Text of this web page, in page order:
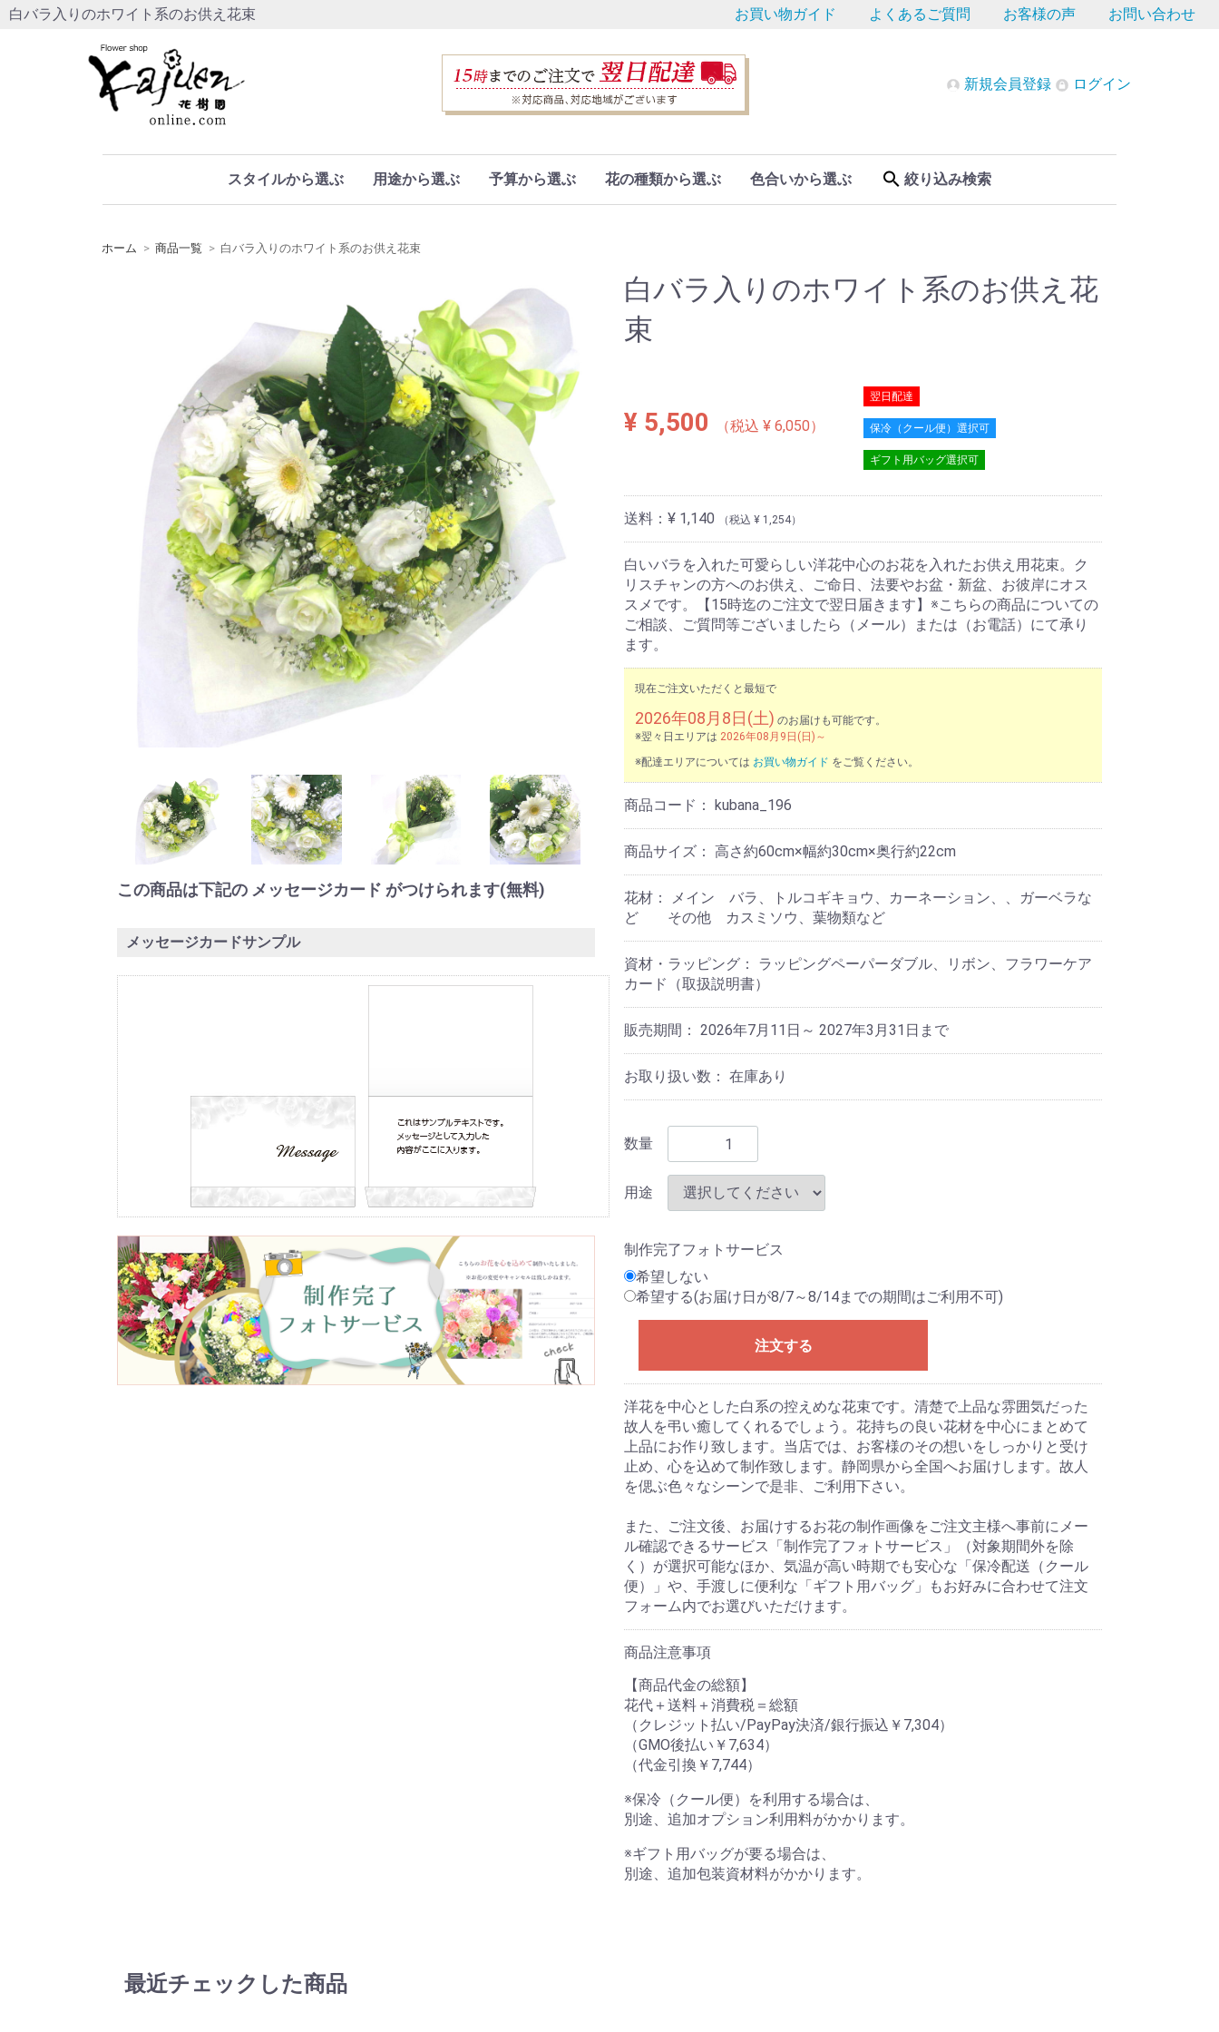
白バラ入りのホワイト系のお供え花束 お買い物ガイド よくあるご質問 お客様の声 お問い合わせ
新規会員登録 ログイン
スタイルから選ぶ 用途から選ぶ 予算から選ぶ 花の種類から選ぶ 色合いから選ぶ 絞り込み検索
ホーム 商品一覧 白バラ入りのホワイト系のお供え花束
この商品は下記の メッセージカード がつけられます(無料)
メッセージカードサンプル
白バラ入りのホワイト系のお供え花
束
¥ 5,500 （税込 ¥ 6,050）
翌日配達
保冷（クール便）選択可
ギフト用バッグ選択可
送料： ¥ 1,140 （税込 ¥ 1,254）
白いバラを入れた可愛らしい洋花中心のお花を入れたお供え用花束。ク
リスチャンの方へのお供え、ご命日、法要やお盆・新盆、お彼岸にオス
スメです。【15時迄のご注文で翌日届きます】※こちらの商品についての
ご相談、ご質問等ございましたら（メール）または（お電話）にて承り
ます。
現在ご注文いただくと最短で
2026年08月8日(土) のお届けも可能です。
※翌々日エリアは 2026年08月9日(日)～
※配達エリアについては お買い物ガイド をご覧ください。
商品コード： kubana_196
商品サイズ： 高さ約60cm×幅約30cm×奥行約22cm
花材：
メイン バラ、トルコギキョウ、カーネーション、、ガーベラな
ど その他 カスミソウ、葉物類など
資材・ラッピング： ラッピングペーパーダブル、リボン、フラワーケア
カード（取扱説明書）
販売期間： 2026年7月11日～ 2027年3月31日まで
お取り扱い数： 在庫あり
数量
用途
制作完了フォトサービス
希望しない
希望する(お届け日が8/7～8/14までの期間はご利用不可)
注文する
洋花を中心とした白系の控えめな花束です。清楚で上品な雰囲気だった
故人を弔い癒してくれるでしょう。花持ちの良い花材を中心にまとめて
上品にお作り致します。当店では、お客様のその想いをしっかりと受け
止め、心を込めて制作致します。静岡県から全国へお届けします。故人
を偲ぶ色々なシーンで是非、ご利用下さい。
また、ご注文後、お届けするお花の制作画像をご注文主様へ事前にメー
ル確認できるサービス「制作完了フォトサービス」（対象期間外を除
く）が選択可能なほか、気温が高い時期でも安心な「保冷配送（クール
便）」や、手渡しに便利な「ギフト用バッグ」もお好みに合わせて注文
フォーム内でお選びいただけます。
商品注意事項
【商品代金の総額】
花代＋送料＋消費税＝総額
（クレジット払い/PayPay決済/銀行振込￥7,304）
（GMO後払い￥7,634）
（代金引換￥7,744）
※保冷（クール便）を利用する場合は、
別途、追加オプション利用料がかかります。
※ギフト用バッグが要る場合は、
別途、追加包装資材料がかかります。
最近チェックした商品